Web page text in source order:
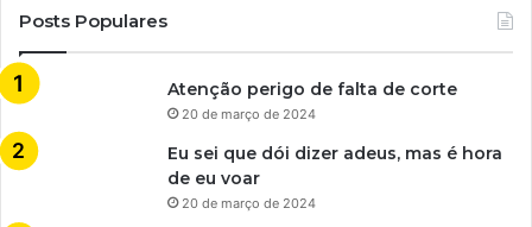
Posts Populares
Atenção perigo de falta de corte
20 de março de 2024
Eu sei que dói dizer adeus, mas é hora
de eu voar
20 de março de 2024